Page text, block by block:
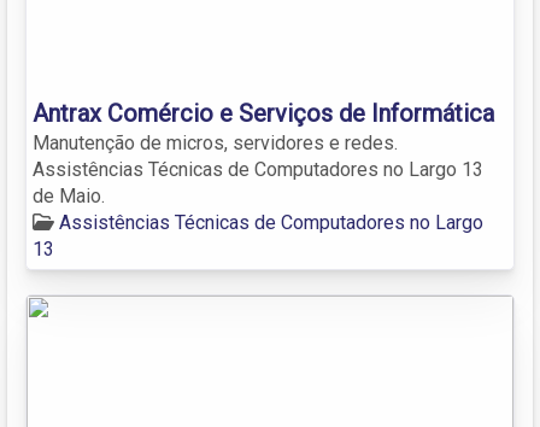
Antrax Comércio e Serviços de Informática
Manutenção de micros, servidores e redes.
Assistências Técnicas de Computadores no Largo 13
de Maio.
Assistências Técnicas de Computadores no Largo
13